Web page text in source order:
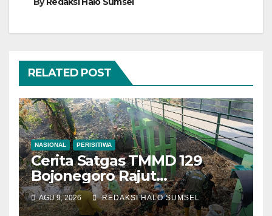
RELATED POST
NASIONAL PERISITIWA
Cerita Satgas TMMD 129
Bojonegoro Rajut
Kebersamaan di Jembatan
Brang Etan
AGU 9, 2026 REDAKSI HALO SUMSEL